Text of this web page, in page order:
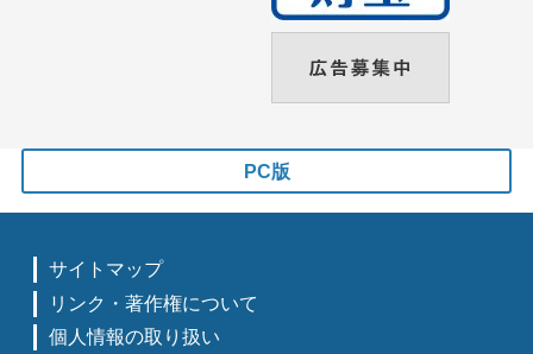
PC版
サイトマップ
リンク・著作権について
個人情報の取り扱い